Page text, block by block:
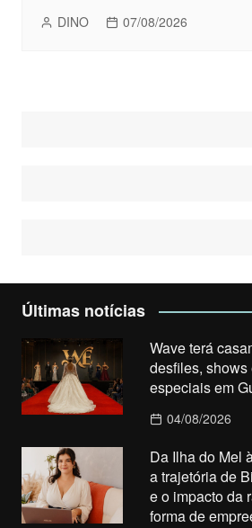
DINO 07/08/2026
Últimas notícias
Wave terá
desfiles,
especiais em
04/08/2026
Da Ilha do Mel
a trajetória de
e o impacto da
forma de